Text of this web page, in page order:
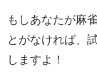
もしあなたが麻
とがなければ、
しますよ！